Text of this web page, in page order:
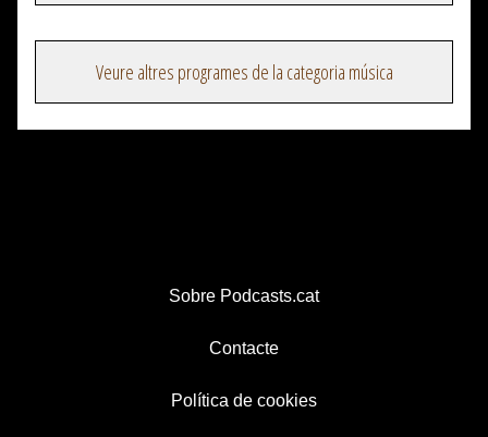
Veure altres programes de la categoria música
Sobre Podcasts.cat
Contacte
Política de cookies